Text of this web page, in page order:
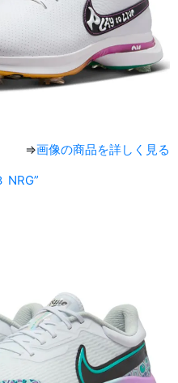
⇒画像の商品を詳しく見る
NRG”